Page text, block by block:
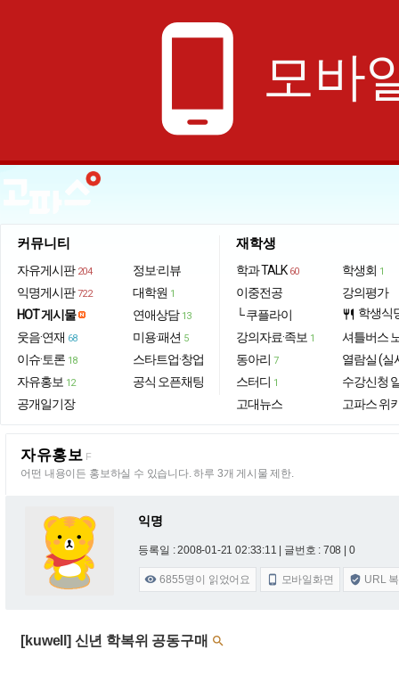
phone_android 모바
커뮤니티
자유게시판 204
익명게시판 722
HOT 게시물
웃음·연재 68
이슈·토론 18
자유홍보 12
공개일기장
정보·리뷰
대학원 1
연애상담 13
미용·패션 5
스타트업·창업
공식 오픈채팅
재학생
학과 TALK 60
이중전공
└ 쿠플라이
강의자료·족보 1
동아리 7
스터디 1
고대뉴스
학생회 1
강의평가
restaurant 학생식
셔틀버스
열람실 (실
수강신청
고파스 위
자유홍보 F
어떤 내용이든 홍보하실 수 있습니다. 하루 3개 게시물 제한.
익명
등록일 : 2008-01-21 02:33:11 | 글번호 : 708 | 0
 6855명이 읽었어요  모바일화면  URL
[kuwell] 신년 학복위 공동구매 